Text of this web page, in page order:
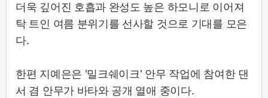
더욱 깊어진 호흡과 완성도 높은 하모니로 이어져
탁 트인 여름 분위기를 선사할 것으로 기대를 모은
다.
한편 지예은은 '밀크쉐이크' 안무 작업에 참여한 댄
서 겸 안무가 바타와 공개 열애 중이다.